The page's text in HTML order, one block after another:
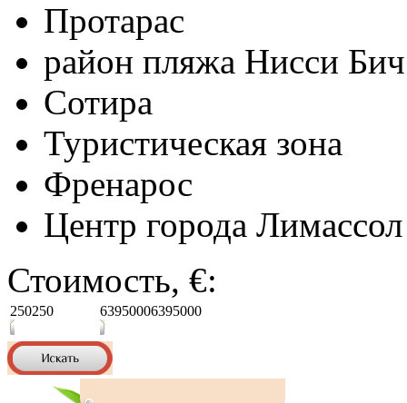
Протарас
район пляжа Нисси Бич
Сотира
Туристическая зона
Френарос
Центр города Лимассол
Стоимость, €:
250250 63950006395000